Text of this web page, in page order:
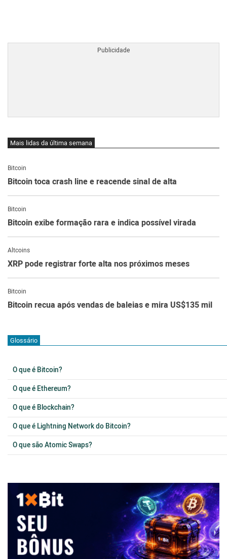
Mais lidas da última semana
Bitcoin
Bitcoin toca crash line e reacende sinal de alta
Bitcoin
Bitcoin exibe formação rara e indica possível virada
Altcoins
XRP pode registrar forte alta nos próximos meses
Bitcoin
Bitcoin recua após vendas de baleias e mira US$135 mil
Glossário
O que é Bitcoin?
O que é Ethereum?
O que é Blockchain?
O que é Lightning Network do Bitcoin?
O que são Atomic Swaps?